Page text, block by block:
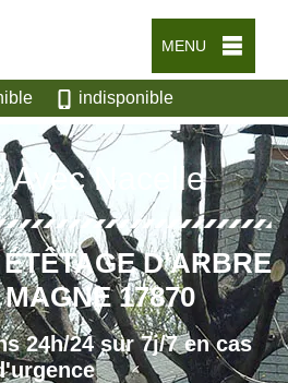
MENU
indisponible
Avec Nacelle
D'ARBRE
17870
24h/24 sur 7j/7 en cas